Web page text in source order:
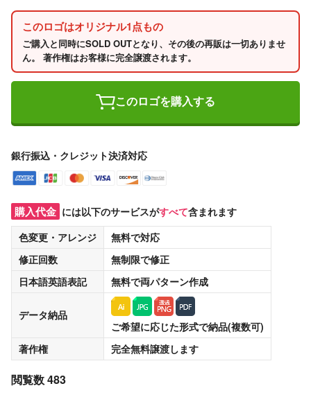
このロゴはオリジナル1点もの
ご購入と同時にSOLD OUTとなり、その後の再販は一切ありませ
ん。 著作権はお客様に完全譲渡されます。
このロゴを購入する
銀行振込・クレジット決済対応
購入代金 には以下のサービスがすべて含まれます
色変更・アレンジ
無料で対応
修正回数
無制限で修正
日本語英語表記
無料で両パターン作成
データ納品
ご希望に応じた形式で納品(複数可)
著作権
完全無料譲渡します
閲覧数 483